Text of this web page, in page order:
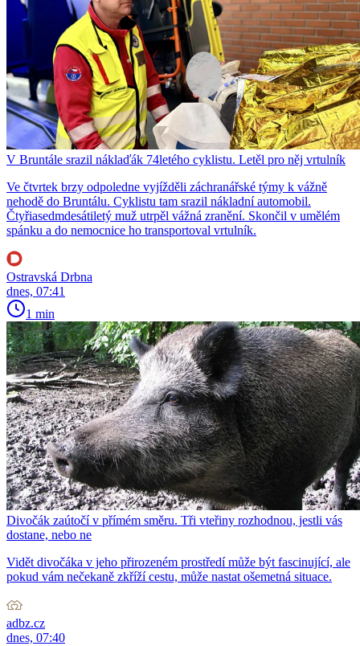
V Bruntále srazil náklaďák 74letého cyklistu. Letěl pro něj vrtulník
Ve čtvrtek brzy odpoledne vyjížděli záchranářské týmy k vážně
nehodě do Bruntálu. Cyklistu tam srazil nákladní automobil.
Čtyřiasedmdesátiletý muž utrpěl vážná zranění. Skončil v umělém
spánku a do nemocnice ho transportoval vrtulník.
Ostravská Drbna
dnes, 07:41
1 min
Divočák zaútočí v přímém směru. Tři vteřiny rozhodnou, jestli vás
dostane, nebo ne
Vidět divočáka v jeho přirozeném prostředí může být fascinující, ale
pokud vám nečekaně zkříží cestu, může nastat ošemetná situace.
adbz.cz
dnes, 07:40